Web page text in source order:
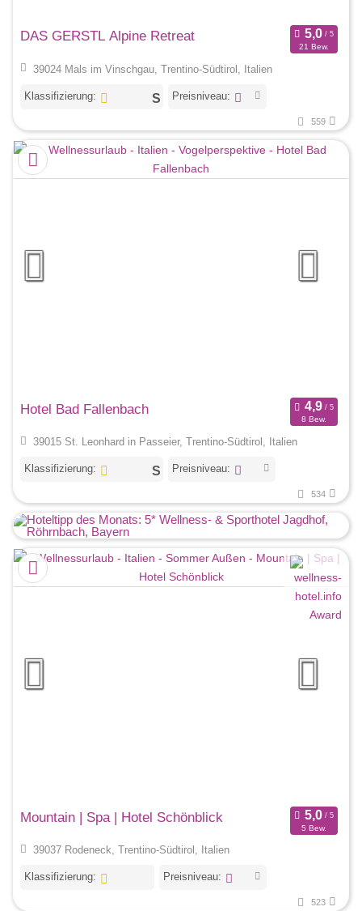
DAS GERSTL Alpine Retreat
21 Bew.
39024 Mals im Vinschgau, Trentino-Südtirol, Italien
Klassifizierung: Preisniveau:
559
Hotel Bad Fallenbach
8 Bew.
39015 St. Leonhard in Passeier, Trentino-Südtirol, Italien
Klassifizierung: Preisniveau:
534
Mountain | Spa | Hotel Schönblick
5 Bew.
39037 Rodeneck, Trentino-Südtirol, Italien
Klassifizierung: Preisniveau:
523